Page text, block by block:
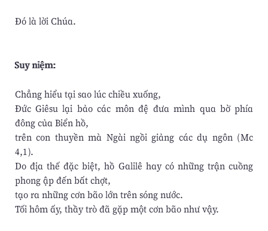
Ðó là lời Chúa.
Suy niệm:
Chẳng hiểu tại sao lúc chiều xuống,
Đức Giêsu lại bảo các môn đệ đưa mình qua bờ phía
đông của Biển hồ,
trên con thuyền mà Ngài ngồi giảng các dụ ngôn (Mc
4,1).
Do địa thế đặc biệt, hồ Galilê hay có những trận cuồng
phong ập đến bất chợt,
tạo ra những cơn bão lớn trên sóng nước.
Tối hôm ấy, thầy trò đã gặp một cơn bão như vậy.